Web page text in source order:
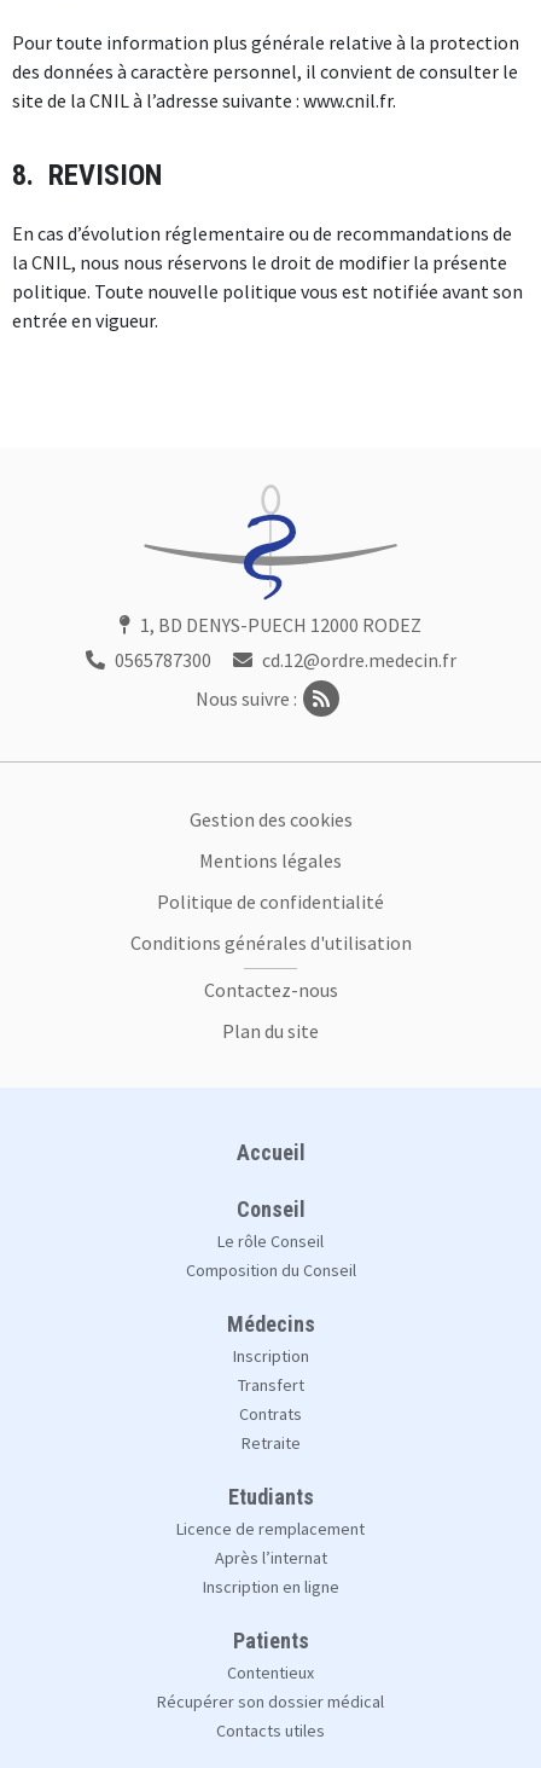
Pour toute information plus générale relative à la protection
des données à caractère personnel, il convient de consulter le
site de la CNIL à l’adresse suivante : www.cnil.fr.
8. REVISION
En cas d’évolution réglementaire ou de recommandations de
la CNIL, nous nous réservons le droit de modifier la présente
politique. Toute nouvelle politique vous est notifiée avant son
entrée en vigueur.
1, BD DENYS-PUECH 12000 RODEZ
0565787300
cd.12@ordre.medecin.fr
Nous suivre :
Gestion des cookies
Mentions légales
Politique de confidentialité
Conditions générales d'utilisation
Contactez-nous
Plan du site
Accueil
Conseil
Le rôle Conseil
Composition du Conseil
Médecins
Inscription
Transfert
Contrats
Retraite
Etudiants
Licence de remplacement
Après l’internat
Inscription en ligne
Patients
Contentieux
Récupérer son dossier médical
Contacts utiles